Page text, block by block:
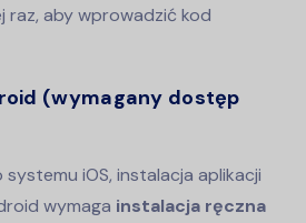
raz, aby wprowadzić kod
(wymagany dostęp
iOS, instalacja aplikacji
wymaga instalacja ręczna